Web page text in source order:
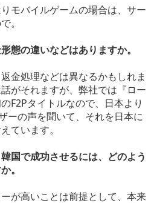
モバイルゲームの場合は、サー
。
の違いなどはありますか。
金処理などは異なるかもしれま
がそれますが、弊社では『ロー
F2Pタイトルなので、日本より
ーの声を聞いて、それを日本に
ています。
で成功させるには、どのよう
。
が高いことは前提として、本来